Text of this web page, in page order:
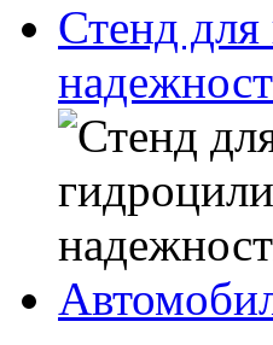
Стенд